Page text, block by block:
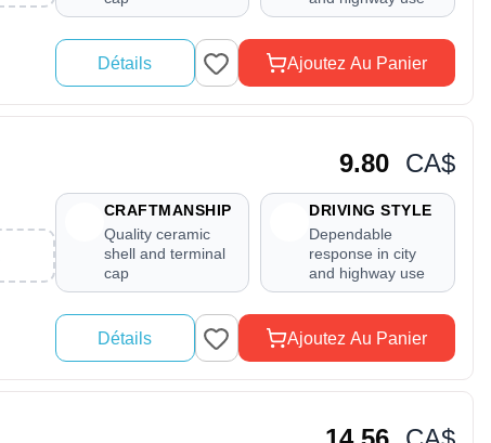
Détails Ajoutez Au Panier
9.80 CA$
CRAFTMANSHIP
Quality ceramic
shell and terminal
cap
DRIVING STYLE
Dependable
response in city
and highway use
Détails Ajoutez Au Panier